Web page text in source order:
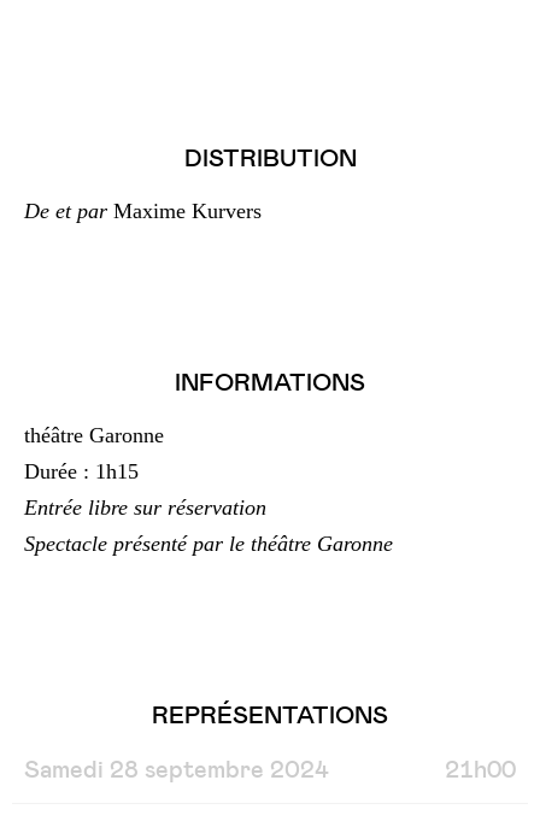
DISTRIBUTION
De et par Maxime Kurvers
INFORMATIONS
théâtre Garonne
Durée : 1h15
Entrée libre sur réservation
Spectacle présenté par le théâtre Garonne
REPRÉSENTATIONS
Samedi 28 septembre 2024 21h00